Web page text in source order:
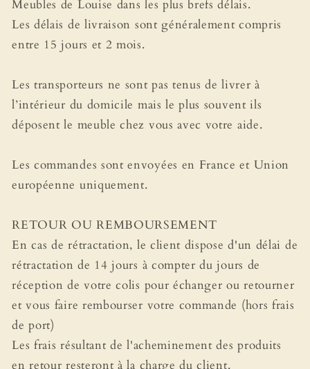
Meubles de Louise dans les plus brefs délais.
Les délais de livraison sont généralement compris
entre 15 jours et 2 mois.
Les transporteurs ne sont pas tenus de livrer à
l’intérieur du domicile mais le plus souvent ils
déposent le meuble chez vous avec votre aide.
Les commandes sont envoyées en France et Union
européenne uniquement.
RETOUR OU REMBOURSEMENT
En cas de rétractation, le client dispose d'un délai de
rétractation de 14 jours à compter du jours de
réception de votre colis pour échanger ou retourner
et vous faire rembourser votre commande (hors frais
de port)
Les frais résultant de l'acheminement des produits
en retour resteront à la charge du client.